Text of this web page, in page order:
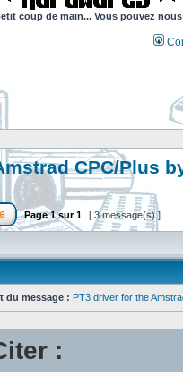
coup de main... Vous pouvez
CPC/Plus
Page1sur1 [ 3 message(s) ]
du message : PT3 driver for the
: